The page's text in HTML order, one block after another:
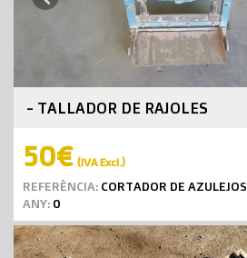
- TALLADOR DE RAJOLES
50€ (IVA Excl.)
REFERÈNCIA: CORTADOR DE AZULEJOS
ANY: 0